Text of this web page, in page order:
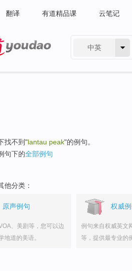
翻译 有道精品课 云笔记
中英
找不到"lantau peak"的例句。
句下的全部例句
他分类：
原声例句
、美剧等，您可以边
地道的美语。
权威
例句来自权威英文
等，提供最专业的